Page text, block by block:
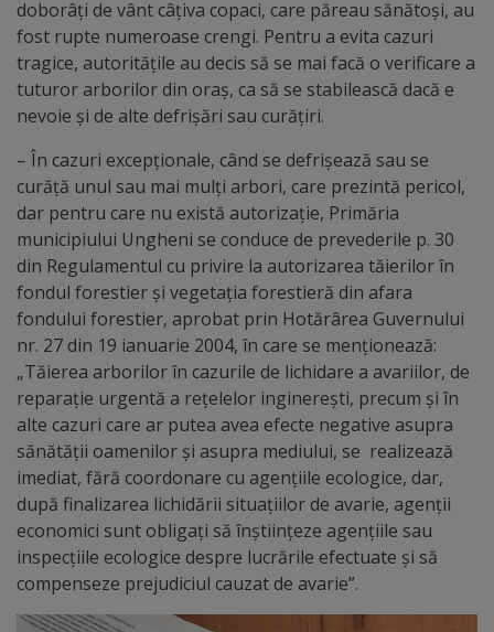
turistice
Sculpturi
(harta
sculpturilor)
Monumente
arhitecturale
Personalități
marcante
Sportivi
de
performanță
Orașul
în
imagini
doborâți de vânt câțiva copaci, care păreau sănătoși, au
fost rupte numeroase crengi. Pentru a evita cazuri
tragice, autoritățile au decis să se mai facă o verificare a
tuturor arborilor din oraș, ca să se stabilească dacă e
nevoie și de alte defrișări sau curățiri.
– În cazuri excepționale, când se defrișează sau se
curăță unul sau mai mulți arbori, care prezintă pericol,
dar pentru care nu există autorizație, Primăria
municipiului Ungheni se conduce de prevederile p. 30
din Regulamentul cu privire la autorizarea tăierilor în
fondul forestier şi vegetaţia forestieră din afara
fondului forestier, aprobat prin Hotărârea Guvernului
nr. 27 din 19 ianuarie 2004, în care se menționează:
„Tăierea arborilor în cazurile de lichidare a avariilor, de
reparaţie urgentă a reţelelor inginereşti, precum şi în
alte cazuri care ar putea avea efecte negative asupra
sănătăţii oamenilor şi asupra mediului, se realizează
imediat, fără coordonare cu agenţiile ecologice, dar,
după finalizarea lichidării situaţiilor de avarie, agenţii
economici sunt obligaţi să înştiinţeze agenţiile sau
inspecţiile ecologice despre lucrările efectuate şi să
compenseze prejudiciul cauzat de avarie”.